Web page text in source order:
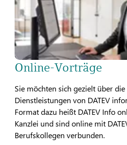
Online-Vorträge
Sie möchten sich gezielt über
Dienstleistungen von DATEV
Format dazu heißt DATEV Info
Kanzlei und sind online mit
Berufskollegen verbunden.